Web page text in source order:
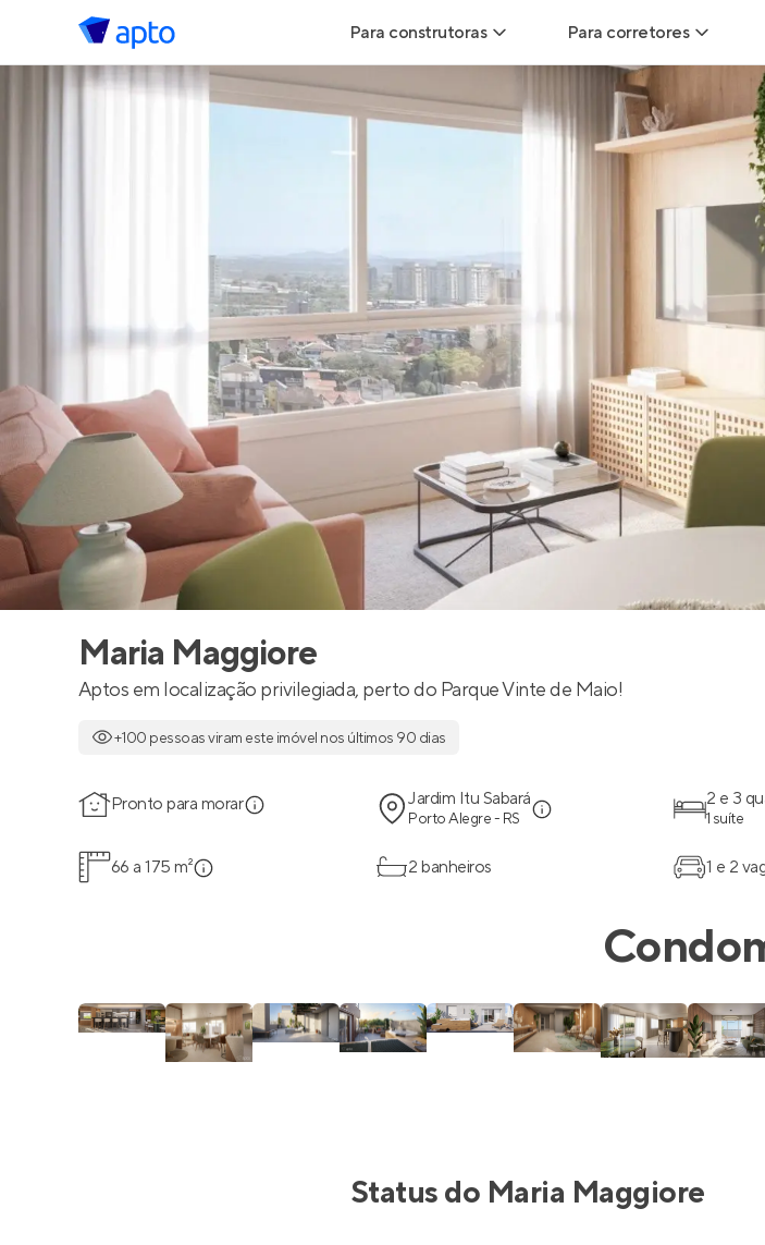
Para construtoras
Geração de Leads
Maiores Construtoras
Parcerias Imobiliárias
Anunciar Imóveis
Para corretores
Leads para
Corretor+
Parcerias
Perfil Verificado
Anunciar imóveis
Maria Maggiore
Aptos em localização privilegiada, perto do Parque Vinte de Maio!
+100 pessoas viram este imóvel nos últimos 90 dias
Pronto para morar Jardim Itu Sabará
Porto Alegre - RS
2 e 3
1 suíte
66 a 175 m² 2 banheiros 1 e 2
Status do Maria Maggiore